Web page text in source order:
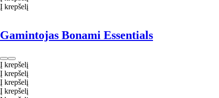
Į krepšelį
Gamintojas Bonami Essentials
Į krepšelį
Į krepšelį
Į krepšelį
Į krepšelį